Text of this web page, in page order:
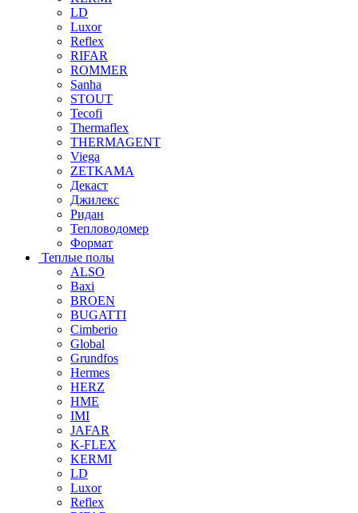
LD
Luxor
Reflex
RIFAR
ROMMER
Sanha
STOUT
Tecofi
Thermaflex
THERMAGENT
Viega
ZETKAMA
Декаст
Джилекс
Ридан
Тепловодомер
Формат
Теплые полы
ALSO
Baxi
BROEN
BUGATTI
Cimberio
Global
Grundfos
Hermes
HERZ
HME
IMI
JAFAR
K-FLEX
KERMI
LD
Luxor
Reflex